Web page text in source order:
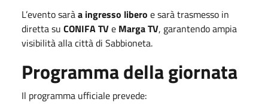
L’evento saràa ingresso libero e sarà trasmesso in
diretta su CONIFA TVe Marga TV, garantendo ampia
visibilità alla città di Sabbioneta.
Programma della giornata
Il programma ufficiale prevede: